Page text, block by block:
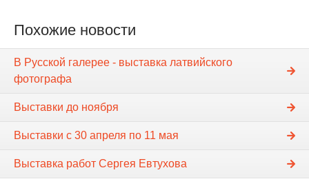
Похожие новости
В Русской галерее - выставка латвийского
фотографа
Выставки до ноября
Выставки с 30 апреля по 11 мая
Выставка работ Сергея Евтухова